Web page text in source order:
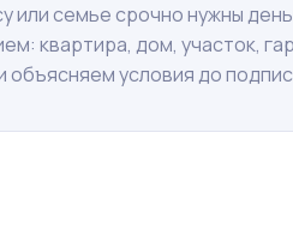
или семье срочно нужны
квартира, дом, участок,
объясняем условия до